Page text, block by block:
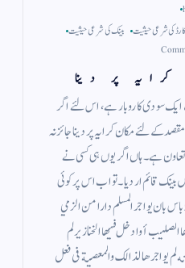
کی شرعی حیثیت بینک کی شرعی حیثیت
کرایہ پر دینا
ایک سودی کاروبار ہے ، اس لئے اگر
کے لئے مکان کرایہ پر دینا جائز نہ
ہے ۔ ہاں اگر یوں ہی کسی نے
بینک قائم ار دیا ۔ تو اب اس پر کوئی
بان يواجر المسلم دارا من الزمي
الصليب أوادخل فيها الخنازير لم
لم يواجرها لذالك والمعصية فى فعل